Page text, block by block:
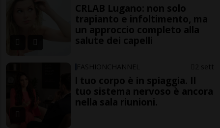
CRLAB Lugano: non solo
trapianto e infoltimento, ma
un approccio completo alla
salute dei capelli
FASHIONCHANNEL 2 sett
l tuo corpo è in spiaggia. Il
tuo sistema nervoso è ancora
nella sala riunioni.